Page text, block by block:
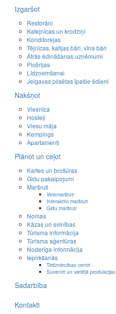
Izgaršot
Restorāni
Kafejnīcas un krodziņi
Konditorejas
Tējnīcas, kafijas bāri, vīna bāri
Ātrās ēdināšanas uzņēmumi
Picērijas
Līdzņemšanai
Jelgavas pilsētas īpašie ēdieni
Nakšņot
Viesnīca
Hosteļi
Viesu māja
Kempings
Apartamenti
Plānot un ceļot
Kartes un brošūras
Gidu pakalpojumi
Maršruti
Velomaršruti
Interaktīvi maršruti
Gidu maršruti
Nomas
Kāzas un svinības
Tūrisma informācija
Tūrisma aģentūras
Noderīga informācija
Iepirkšanās
Tirdzniecības centri
Suvenīri un vietējā produkcijas
Sadarbība
Kontakti